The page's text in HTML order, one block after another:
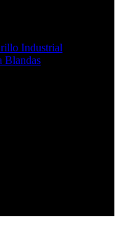
Industrial
Blandas